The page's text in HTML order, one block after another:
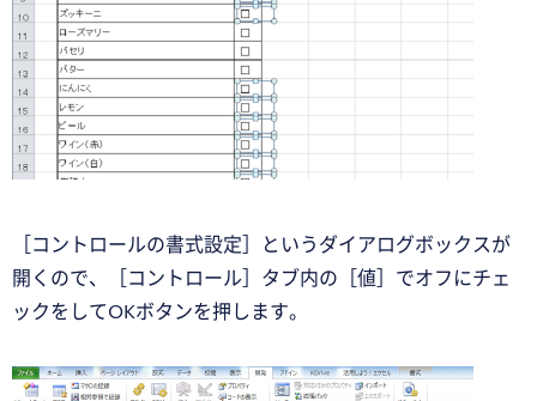
［コントロールの書式設定］というダイアログボックスが
開くので、［コントロール］タブ内の［値］でオフにチェ
ックをしてOKボタンを押します。